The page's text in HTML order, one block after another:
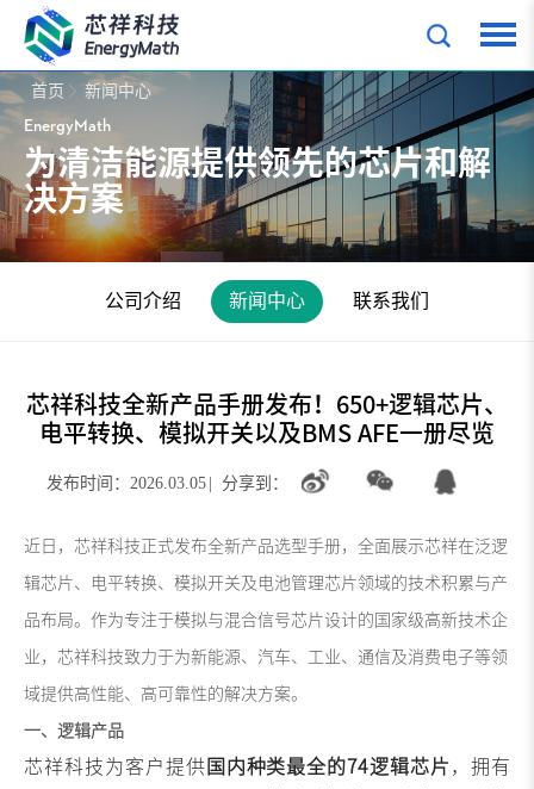
EnergyMath
为清洁能源提供领先的芯片和解
决方案
首页 新闻中心
公司介绍 新闻中心 联系我们
芯祥科技全新产品手册发布！650+逻辑芯片、
电平转换、模拟开关以及BMS AFE一册尽览
发布时间：2026.03.05 分享到：
近日，芯祥科技正式发布全新产品选型手册，全面展示芯祥在泛逻
辑芯片、电平转换、模拟开关及电池管理芯片领域的技术积累与产
品布局。作为专注于模拟与混合信号芯片设计的国家级高新技术企
业，芯祥科技致力于为新能源、汽车、工业、通信及消费电子等领
域提供高性能、高可靠性的解决方案。
一、逻辑产品
芯祥科技为客户提供 国内种类最全的74逻辑芯片 ，拥有